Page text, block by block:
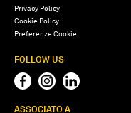
Privacy Policy
Cookie Policy
Preferenze Cookie
FOLLOW US
ASSOCIATO A